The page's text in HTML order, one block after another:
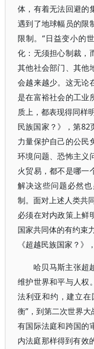
体，有着无法回避的
遇到了地球幅员的限
限制。“日益变小的
化：无须担心制裁，
其他社会部门、其他
会越来越少。这无论
是在富裕社会的工业
质上，都表现得同样
民族国家？》，第82
力量保护自己的公民
环境问题、恐怖主义
火贸易，都不是哪一
解决这些问题必然
制。面对上述人类共
必须在对内政策上鲜
国家共同体的有约束
《超越民族国家？
哈贝马斯主张超
维护世界和平与人权
法利亚和约，建立在
衡”，到第二次世界
有国际法庭和跨国的
内法庭那样得到有效